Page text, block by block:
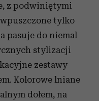
z podwiniętymi
tylko
pasuje do niemal
stylizacji
zestawy
Kolorowe lniane
dołem, na